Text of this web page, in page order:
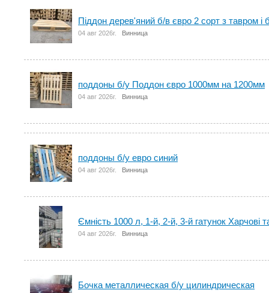
Піддон дерев'яний б/в євро 2 сорт з тавром і
04 авг 2026г. Винница
поддоны б/у Поддон євро 1000мм на 1200мм
04 авг 2026г. Винница
поддоны б/у евро синий
04 авг 2026г. Винница
Ємність 1000 л, 1-й, 2-й, 3-й гатунок Харчові
04 авг 2026г. Винница
Бочка металлическая б/у цилиндрическая